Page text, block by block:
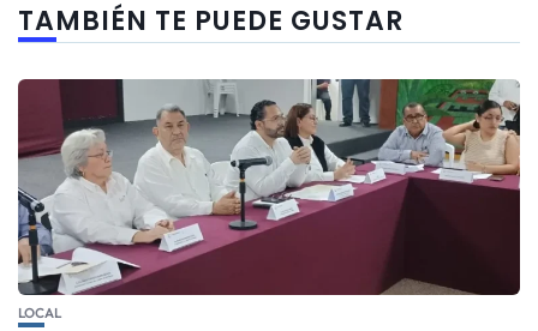
TAMBIÉN TE PUEDE GUSTAR
LOCAL